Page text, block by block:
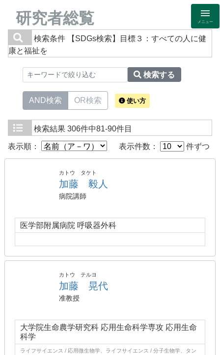
研究者総覧 メニュー
検索条件
【SDGs検索】目標３：すべての人に健
康と福祉を
検索する
AND検索 OR検索 使い方
検索結果 306件中81-90件目
表示順： 表示件数： 件ずつ
カトウ タケト
加藤 毅人
病院講師
医学部附属病院 呼吸器外科
カトウ テルヨ
加藤 晃代
准教授
大学院生命農学研究科 応用生命科学専攻 応用生命
科学
ライフサイエンス / 応用微生物学、ライフサイエンス / 分子生物学、タン